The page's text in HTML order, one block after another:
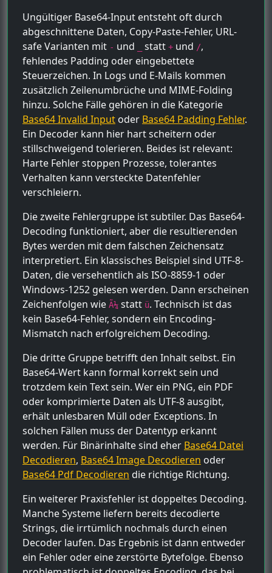
Ungültiger Base64-Input entsteht oft durch
abgeschnittene Daten, Copy-Paste-Fehler, URL-
safe Varianten mit - und statt + und /,
fehlendes Padding oder eingebettete
Steuerzeichen. In Logs und E-Mails kommen
zusätzlich Zeilenumbrüche und MIME-Folding
hinzu. Solche Fälle gehören in die Kategorie
Base64 Invalid Input oder Base64 Padding Fehler.
Ein Decoder kann hier hart scheitern oder
stillschweigend tolerieren. Beides ist relevant:
Harte Fehler stoppen Prozesse, tolerantes
Verhalten kann versteckte Datenfehler
verschleiern.
Die zweite Fehlergruppe ist subtiler. Das Base64-
Decoding funktioniert, aber die resultierenden
Bytes werden mit dem falschen Zeichensatz
interpretiert. Ein klassisches Beispiel sind UTF-8-
Daten, die versehentlich als ISO-8859-1 oder
Windows-1252 gelesen werden. Dann erscheinen
Zeichenfolgen wie Ã¼ statt ü. Technisch ist das
kein Base64-Fehler, sondern ein Encoding-
Mismatch nach erfolgreichem Decoding.
Die dritte Gruppe betrifft den Inhalt selbst. Ein
Base64-Wert kann formal korrekt sein und
trotzdem kein Text sein. Wer ein PNG, ein PDF
oder komprimierte Daten als UTF-8 ausgibt,
erhält unlesbaren Müll oder Exceptions. In
solchen Fällen muss der Datentyp erkannt
werden. Für Binärinhalte sind eher Base64 Datei
Decodieren, Base64 Image Decodieren oder
Base64 Pdf Decodieren die richtige Richtung.
Ein weiterer Praxisfehler ist doppeltes Decoding.
Manche Systeme liefern bereits decodierte
Strings, die irrtümlich nochmals durch einen
Decoder laufen. Das Ergebnis ist dann entweder
ein Fehler oder eine zerstörte Bytefolge. Ebenso